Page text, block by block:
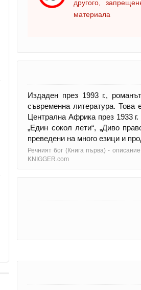
другого,
материала
Издаден през 1993 г.,
съвременна литература.
Централна Африка през 1933
„Един сокол лети“, „Диво
преведени на много езици и
Речният бог (Книга първа) -
KNIGGER.com